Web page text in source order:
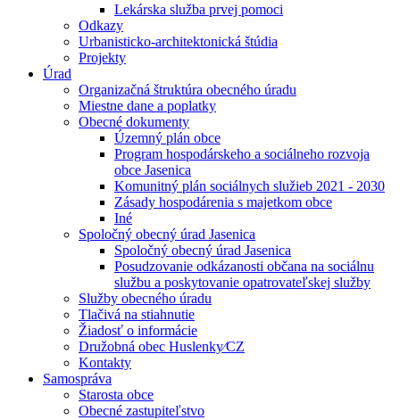
Lekárska služba prvej pomoci
Odkazy
Urbanisticko-architektonická štúdia
Projekty
Úrad
Organizačná štruktúra obecného úradu
Miestne dane a poplatky
Obecné dokumenty
Územný plán obce
Program hospodárskeho a sociálneho rozvoja
obce Jasenica
Komunitný plán sociálnych služieb 2021 - 2030
Zásady hospodárenia s majetkom obce
Iné
Spoločný obecný úrad Jasenica
Spoločný obecný úrad Jasenica
Posudzovanie odkázanosti občana na sociálnu
službu a poskytovanie opatrovateľskej služby
Služby obecného úradu
Tlačivá na stiahnutie
Žiadosť o informácie
Družobná obec Huslenky⁄CZ
Kontakty
Samospráva
Starosta obce
Obecné zastupiteľstvo